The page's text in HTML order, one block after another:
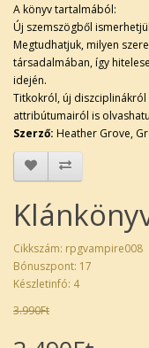
A könyv tartalmából:
Új szemszögből
Megtudhatjuk, milyen
társadalmában, így
idején.
Titkokról, új
attribútumairól is
Szerző: Heather Grove,
Cikkszám: rpgvampire008
Bónuszpont: 17
Készletinfó: 4
3.990Ft